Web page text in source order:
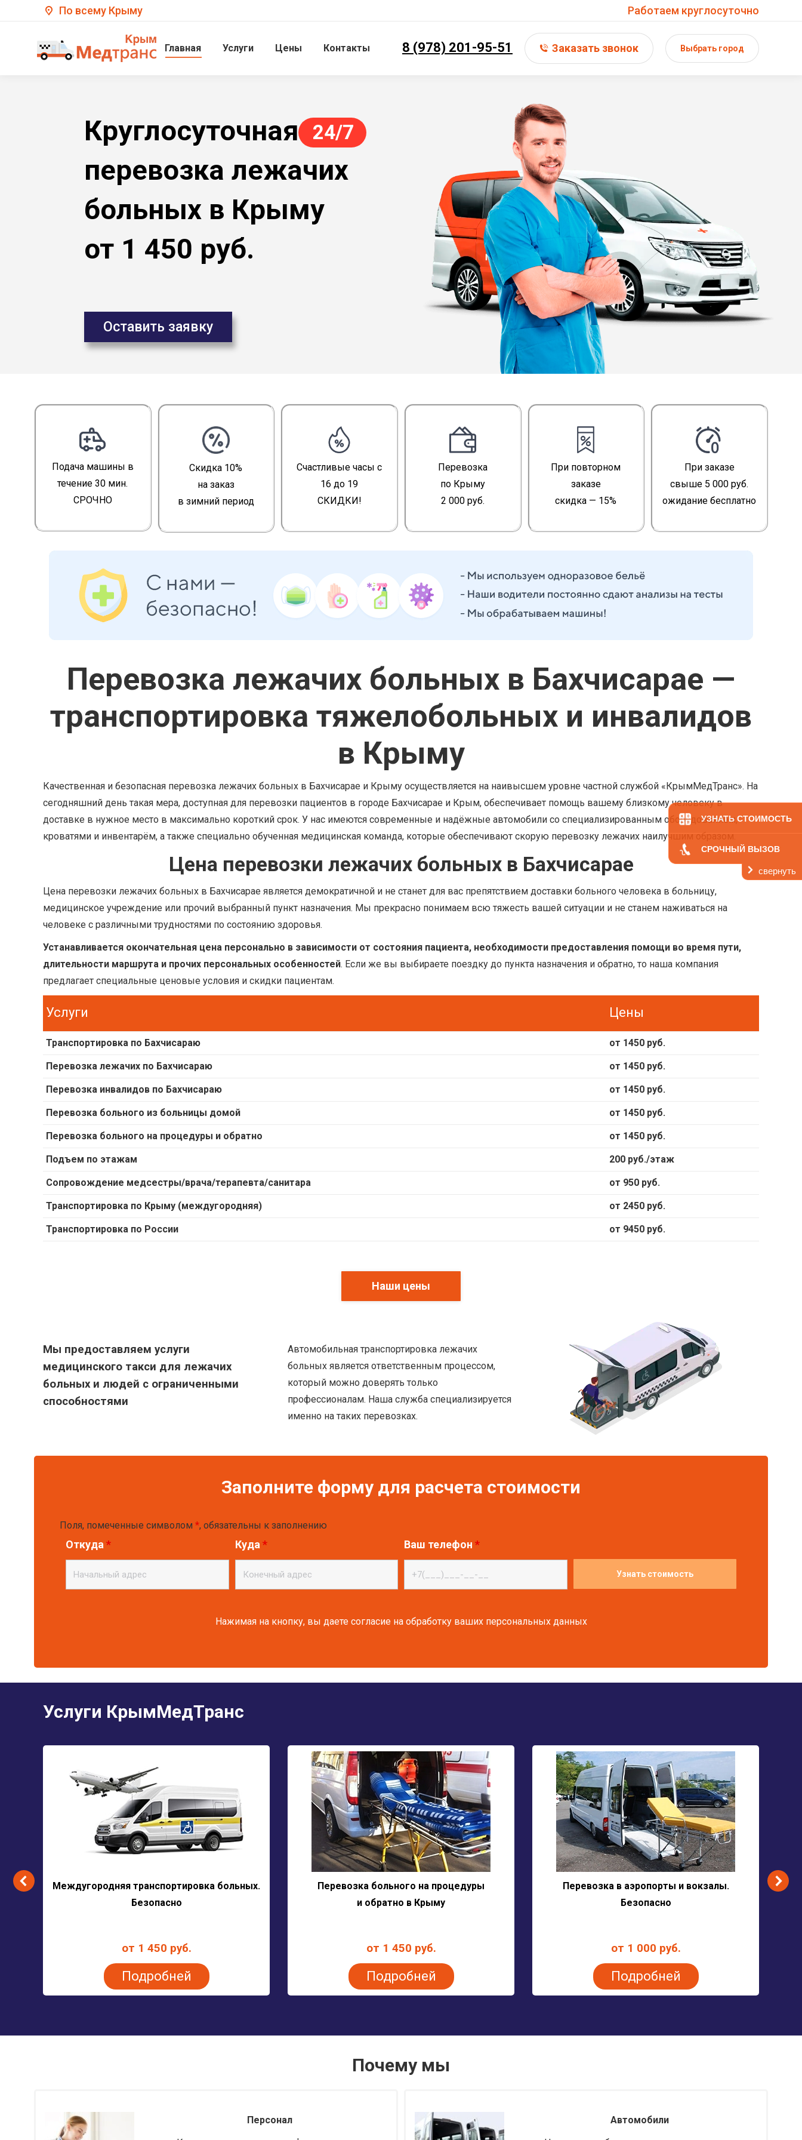
УЗНАТЬ СТОИМОСТЬ
СРОЧНЫЙ ВЫЗОВ
свернуть
По всему Крыму Работаем круглосуточно
Главная Услуги Цены Контакты 8 (978) 201-95-51 Заказать звонок Выбрать город
Круглосуточная
перевозка лежачих
больных в Крыму
от 1 450 руб.
24/7
Оставить заявку
Подача машины в
течение 30 мин.
СРОЧНО
Скидка 10%
на заказ
в зимний период
Счастливые часы с
16 до 19
СКИДКИ!
Перевозка
по Крыму
2 000 руб.
При повторном
заказе
скидка — 15%
При заказе
свыше 5 000 руб.
ожидание бесплатно
Перевозка лежачих больных в Бахчисарае —
транспортировка тяжелобольных и инвалидов
в Крыму
Качественная и безопасная перевозка лежачих больных в Бахчисарае и Крыму осуществляется на наивысшем уровне частной службой «КрымМедТранс». На
сегодняшний день такая мера, доступная для перевозки пациентов в городе Бахчисарае и Крым, обеспечивает помощь вашему близкому человеку в
доставке в нужное место в максимально короткий срок. У нас имеются современные и надёжные автомобили со специализированным оборудованием,
кроватями и инвентарём, а также специально обученная медицинская команда, которые обеспечивают скорую перевозку лежачих наилучшим образом.
Цена перевозки лежачих больных в Бахчисарае
Цена перевозки лежачих больных в Бахчисарае является демократичной и не станет для вас препятствием доставки больного человека в больницу,
медицинское учреждение или прочий выбранный пункт назначения. Мы прекрасно понимаем всю тяжесть вашей ситуации и не станем наживаться на
человеке с различными трудностями по состоянию здоровья.
Устанавливается окончательная цена персонально в зависимости от состояния пациента, необходимости предоставления помощи во время пути,
длительности маршрута и прочих персональных особенностей. Если же вы выбираете поездку до пункта назначения и обратно, то наша компания
предлагает специальные ценовые условия и скидки пациентам.
Услуги Цены
Транспортировка по Бахчисараю от 1450 руб.
Перевозка лежачих по Бахчисараю от 1450 руб.
Перевозка инвалидов по Бахчисараю от 1450 руб.
Перевозка больного из больницы домой от 1450 руб.
Перевозка больного на процедуры и обратно от 1450 руб.
Подъем по этажам 200 руб./этаж
Сопровождение медсестры/врача/терапевта/санитара от 950 руб.
Транспортировка по Крыму (междугородняя) от 2450 руб.
Транспортировка по России от 9450 руб.
Наши цены
Мы предоставляем услуги
медицинского такси для лежачих
больных и людей с ограниченными
способностями
Автомобильная транспортировка лежачих
больных является ответственным процессом,
который можно доверять только
профессионалам. Наша служба специализируется
именно на таких перевозках.
Заполните форму для расчета стоимости
Поля, помеченные символом *, обязательны к заполнению
Откуда * Куда * Ваш телефон *
Нажимая на кнопку, вы даете согласие на обработку ваших персональных данных
Услуги КрымМедТранс
Междугородняя транспортировка больных.
Безопасно
от 1 450 руб.
Подробней
Перевозка больного на процедуры
и обратно в Крыму
от 1 450 руб.
Подробней
Перевозка в аэропорты и вокзалы.
Безопасно
от 1 000 руб.
Подробней
Почему мы
Персонал
Автомобили